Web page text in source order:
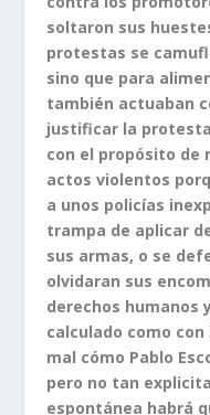
soltaron sus
protestas se
sino que para
también actuaban
justificar la
con el propósito de
actos violentos
a unos policías
trampa de aplicar
sus armas, o se
olvidaran sus
derechos humanos
calculado como
mal cómo Pablo
pero no tan
espontánea habrá